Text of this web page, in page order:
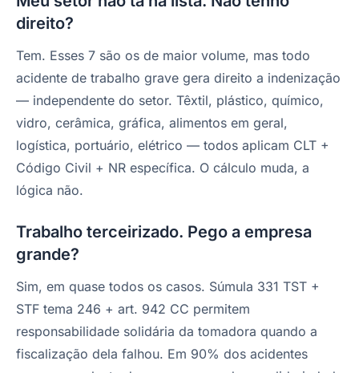
direito?
Tem. Esses 7 são os de maior volume, mas todo
acidente de trabalho grave gera direito a indenização
— independente do setor. Têxtil, plástico, químico,
vidro, cerâmica, gráfica, alimentos em geral,
logística, portuário, elétrico — todos aplicam CLT +
Código Civil + NR específica. O cálculo muda, a
lógica não.
Trabalho terceirizado. Pego a empresa
grande?
Sim, em quase todos os casos. Súmula 331 TST +
STF tema 246 + art. 942 CC permitem
responsabilidade solidária da tomadora quando a
fiscalização dela falhou. Em 90% dos acidentes